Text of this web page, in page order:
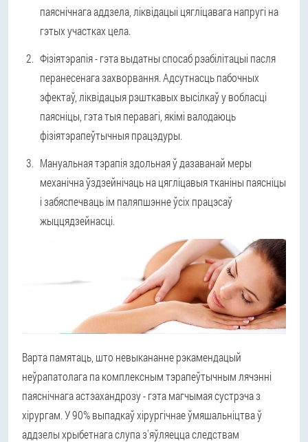
паяснічнага аддзела, ліквідацыі цягліцавага напругі на
гэтых участках цела.
Фізіятэрапія - гэта выдатны спосаб рэабілітацыі пасля
перанесенага захворвання. Адсутнасць пабочных
эфектаў, ліквідацыя рэшткавых высілкаў у вобласці
паясніцы, гэта тыя перавагі, якімі валодаюць
фізіятэрапеўтычныя працэдуры.
Мануальная тэрапія здольная ў дазаванай меры
механічна ўздзейнічаць на цягліцавыя тканіны паясніцы
і забяспечваць ім паляпшэнне ўсіх працэсаў
жыццядзейнасці.
Варта памятаць, што невыкананне рэкамендацый
неўрапатолага па комплексным тэрапеўтычным лячэнні
паяснічнага астэахандрозу - гэта магчымая сустрэча з
хірургам. У 90% выпадкаў хірургічнае ўмяшальніцтва ў
аддзелы хрыбетнага слупа з'яўляецца следствам